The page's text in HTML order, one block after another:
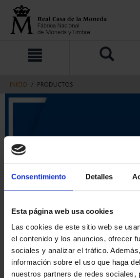
Consentimiento Detalles
Esta página web usa cookies
Las cookies de este sitio web se
el contenido y los anuncios, ofrecer
sociales y analizar el tráfico.
información sobre el uso que haga
nuestros partners de redes sociales,
contenido
navegacin
INICIO PRODUCTOS
ORDENAR POR: